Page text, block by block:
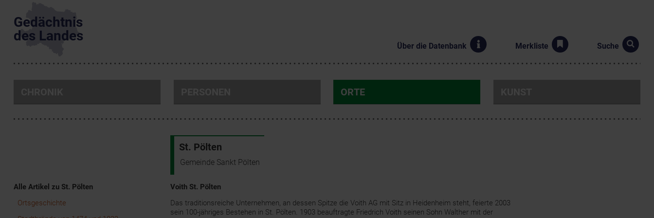
Gedächtnis
des Landes
Über die Datenbank Merkliste Suche
ORTE
St. Pölten
Gemeinde Sankt Pölten
Voith St. Pölten
Das traditionsreiche Unternehmen, an dessen Spitze die Voith AG mit Sitz in Heidenheim steht, feierte 2003
sein 100-jähriges Bestehen in St. Pölten. 1903 beauftragte Friedrich Voith seinen Sohn Walther mit der
Alle Artikel zu St. Pölten
Ortsgeschichte